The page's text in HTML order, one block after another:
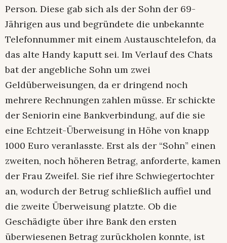
Person. Diese gab sich als der Sohn der 69-
Jährigen aus und begründete die unbekannte
Telefonnummer mit einem Austauschtelefon, da
das alte Handy kaputt sei. Im Verlauf des Chats
bat der angebliche Sohn um zwei
Geldüberweisungen, da er dringend noch
mehrere Rechnungen zahlen müsse. Er schickte
der Seniorin eine Bankverbindung, auf die sie
eine Echtzeit-Überweisung in Höhe von knapp
1000 Euro veranlasste. Erst als der “Sohn” einen
zweiten, noch höheren Betrag, anforderte, kamen
der Frau Zweifel. Sie rief ihre Schwiegertochter
an, wodurch der Betrug schließlich auffiel und
die zweite Überweisung platzte. Ob die
Geschädigte über ihre Bank den ersten
überwiesenen Betrag zurückholen konnte, ist